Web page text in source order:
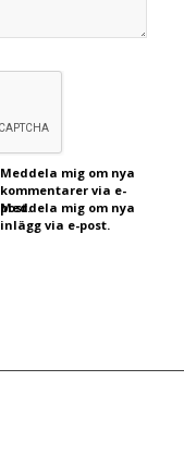
Meddela mig om nya
kommentarer via e-
post.
Meddela mig om nya
inlägg via e-post.